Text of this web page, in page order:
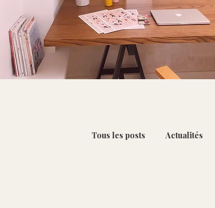
Tous les posts Actualités